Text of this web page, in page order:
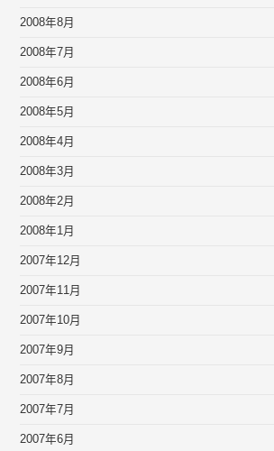
2008年8月
2008年7月
2008年6月
2008年5月
2008年4月
2008年3月
2008年2月
2008年1月
2007年12月
2007年11月
2007年10月
2007年9月
2007年8月
2007年7月
2007年6月